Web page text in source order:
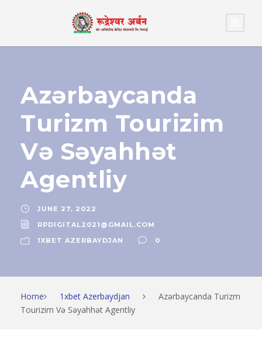
Azərbaycanda
Turizm Tourizim
Və Səyahhət
Agentliy
JUNE 27, 2022
RPDIGITAL2021@GMAIL.COM
1XBET AZERBAYDJAN
0
Home 1xbet Azerbaydjan
Azərbaycanda Turizm
Tourizim Və Səyahhət Agentliy